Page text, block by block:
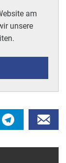
am
unsere